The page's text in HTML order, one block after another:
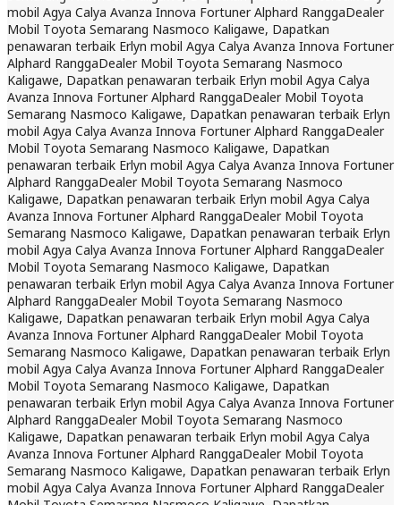
mobil Agya Calya Avanza Innova Fortuner Alphard RanggaDealer
Mobil Toyota Semarang Nasmoco Kaligawe, Dapatkan
penawaran terbaik Erlyn mobil Agya Calya Avanza Innova Fortuner
Alphard RanggaDealer Mobil Toyota Semarang Nasmoco
Kaligawe, Dapatkan penawaran terbaik Erlyn mobil Agya Calya
Avanza Innova Fortuner Alphard RanggaDealer Mobil Toyota
Semarang Nasmoco Kaligawe, Dapatkan penawaran terbaik Erlyn
mobil Agya Calya Avanza Innova Fortuner Alphard RanggaDealer
Mobil Toyota Semarang Nasmoco Kaligawe, Dapatkan
penawaran terbaik Erlyn mobil Agya Calya Avanza Innova Fortuner
Alphard RanggaDealer Mobil Toyota Semarang Nasmoco
Kaligawe, Dapatkan penawaran terbaik Erlyn mobil Agya Calya
Avanza Innova Fortuner Alphard RanggaDealer Mobil Toyota
Semarang Nasmoco Kaligawe, Dapatkan penawaran terbaik Erlyn
mobil Agya Calya Avanza Innova Fortuner Alphard RanggaDealer
Mobil Toyota Semarang Nasmoco Kaligawe, Dapatkan
penawaran terbaik Erlyn mobil Agya Calya Avanza Innova Fortuner
Alphard RanggaDealer Mobil Toyota Semarang Nasmoco
Kaligawe, Dapatkan penawaran terbaik Erlyn mobil Agya Calya
Avanza Innova Fortuner Alphard RanggaDealer Mobil Toyota
Semarang Nasmoco Kaligawe, Dapatkan penawaran terbaik Erlyn
mobil Agya Calya Avanza Innova Fortuner Alphard RanggaDealer
Mobil Toyota Semarang Nasmoco Kaligawe, Dapatkan
penawaran terbaik Erlyn mobil Agya Calya Avanza Innova Fortuner
Alphard RanggaDealer Mobil Toyota Semarang Nasmoco
Kaligawe, Dapatkan penawaran terbaik Erlyn mobil Agya Calya
Avanza Innova Fortuner Alphard RanggaDealer Mobil Toyota
Semarang Nasmoco Kaligawe, Dapatkan penawaran terbaik Erlyn
mobil Agya Calya Avanza Innova Fortuner Alphard RanggaDealer